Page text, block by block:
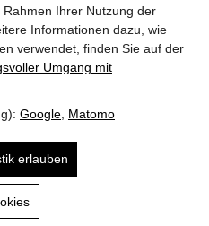
Ihrer Nutzung der
Informationen dazu, wie
verwendet, finden Sie auf der
Umgang mit
Google Matomo
erlauben
und Partner ZT OG